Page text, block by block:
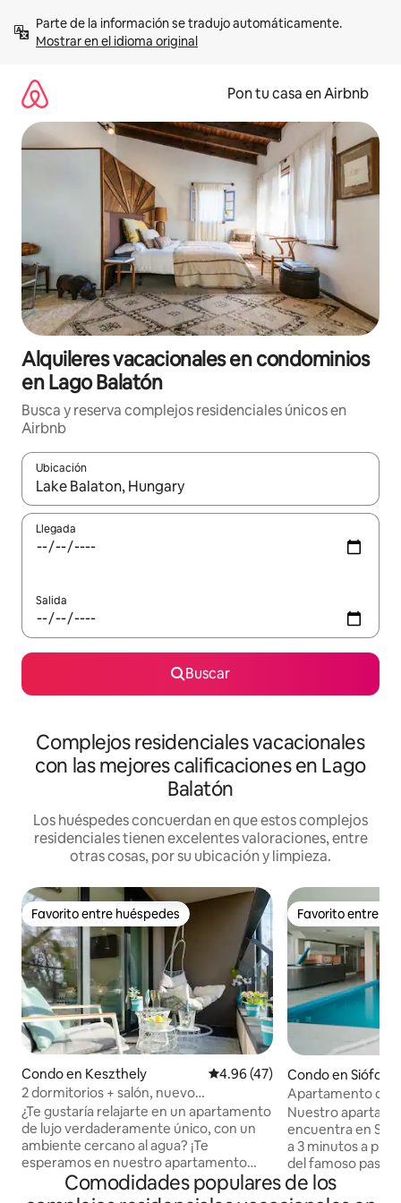
contenidoMostrar en el idioma original
Pon tu casa en Airbnb
Alquileres vacacionales en condominios
en Lago Balatón
Busca y reserva complejos residenciales únicos en
Airbnb
Ubicación
Cuando los resultados estén disponibles, navega con las
Llegada
Salida
Buscar
Complejos residenciales vacacionales
con las mejores calificaciones en Lago
Balatón
Los huéspedes concuerdan en que estos complejos
residenciales tienen excelentes valoraciones, entre
otras cosas, por su ubicación y limpieza.
Favorito entre huéspedes
Favorito entre huéspedes
Condo en Keszthely Calificación promedio: 4.96 de
4.96 (47)
2 dormitorios + salón, nuevo
apartamento de lujo cerca del agua
¿Te gustaría relajarte en un apartamento
de lujo verdaderamente único, con un
ambiente cercano al agua? ¡Te
esperamos en nuestro apartamento
equipado con todas las comodidades! ¡A
solo 5 minutos a pie del puerto deportivo
Favorito entre
Favorito entre
Condo en Siófok
Apartamento de
Aranypart Siófok
Nuestro
encuentra en
a 3 minutos a pie
del famoso
ofrece grandes
entretenimiento
Comodidades populares de los